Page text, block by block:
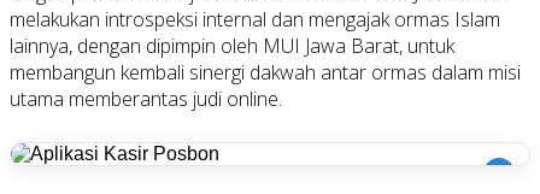
melakukan introspeksi internal dan mengajak ormas Islam
lainnya, dengan dipimpin oleh MUI Jawa Barat, untuk
membangun kembali sinergi dakwah antar ormas dalam misi
utama memberantas judi online.
i